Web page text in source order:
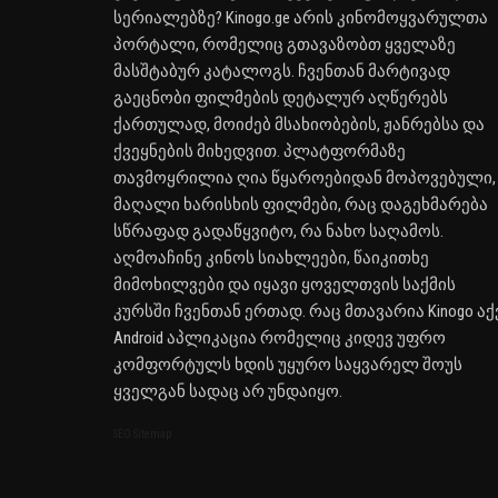
სერიალებზე? Kinogo.ge არის კინომოყვარულთა
პორტალი, რომელიც გთავაზობთ ყველაზე
მასშტაბურ კატალოგს. ჩვენთან მარტივად
გაეცნობი ფილმების დეტალურ აღწერებს
ქართულად, მოიძებ მსახიობების, ჟანრებსა და
ქვეყნების მიხედვით. პლატფორმაზე
თავმოყრილია ღია წყაროებიდან მოპოვებული,
მაღალი ხარისხის ფილმები, რაც დაგეხმარება
სწრაფად გადაწყვიტო, რა ნახო საღამოს.
აღმოაჩინე კინოს სიახლეები, წაიკითხე
მიმოხილვები და იყავი ყოველთვის საქმის
კურსში ჩვენთან ერთად. რაც მთავარია Kinogo
Android აპლიკაცია რომელიც კიდევ უფრო
კომფორტულს ხდის უყურო საყვარელ შოუს
ყველგან სადაც არ უნდაიყო.